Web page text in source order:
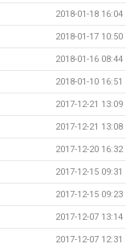
2018-01-18 16:04
2018-01-17 10:50
2018-01-16 08:44
2018-01-10 16:51
2017-12-21 13:09
2017-12-21 13:08
2017-12-20 16:32
2017-12-15 09:31
2017-12-15 09:23
2017-12-07 13:14
2017-12-07 12:31